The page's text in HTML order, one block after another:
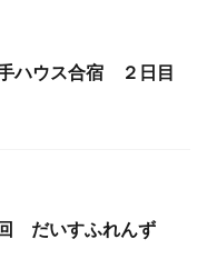
ウス合宿 ２日目
だいすふれんず